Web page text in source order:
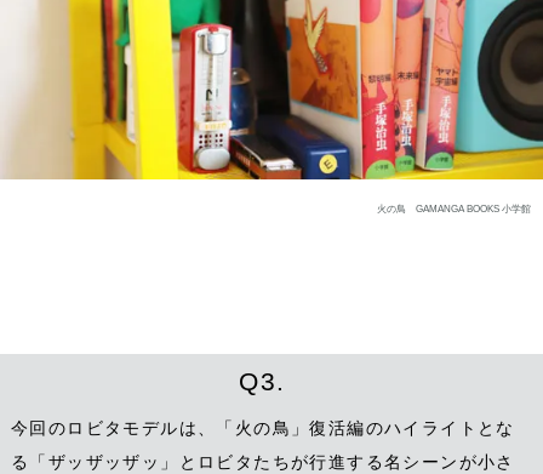
火の鳥 GAMANGA BOOKS 小学館
Q3.
今回のロビタモデルは、「火の鳥」復活編のハイライトとな
る「ザッザッザッ」とロビタたちが行進する名シーンが小さ